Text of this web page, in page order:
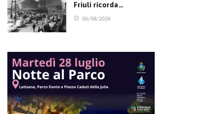
Friuli ricorda…
06/08/2026